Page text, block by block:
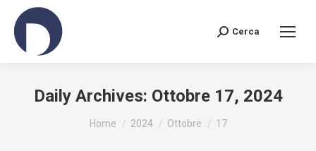
Search:
Cerca
Daily Archives: Ottobre 17, 2024
You are here:
Home 2024 Ottobre 17